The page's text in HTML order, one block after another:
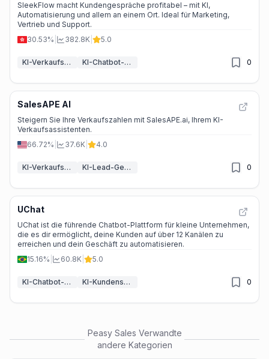
SleekFlow macht Kundengespräche profitabel – mit KI,
Automatisierung und allem an einem Ort. Ideal für Marketing,
Vertrieb und Support.
30.53%
382.8K 5.0
KI-Verkaufsassistent KI-Chatbot-Baukästen 0
SalesAPE AI
Steigern Sie Ihre Verkaufszahlen mit SalesAPE.ai, Ihrem KI-
Verkaufsassistenten.
66.72%
37.6K 4.0
KI-Verkaufsassistent KI-Lead-Generierung 0
UChat
UChat ist die führende Chatbot-Plattform für kleine Unternehmen,
die es dir ermöglicht, deine Kunden auf über 12 Kanälen zu
erreichen und dein Geschäft zu automatisieren.
15.16%
60.8K 5.0
KI-Chatbot-Baukästen KI-Kundenservice-Assistent 0
Peasy Sales Verwandte
andere Kategorien